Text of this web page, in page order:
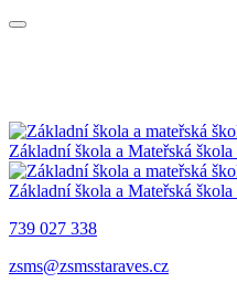
Základní škola a Mateřská škola
Základní škola a Mateřská škola
739 027 338
zsms@zsmsstaraves.cz